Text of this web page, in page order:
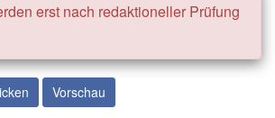
erst nach redaktioneller Prüfung